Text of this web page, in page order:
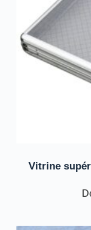
Vitrine